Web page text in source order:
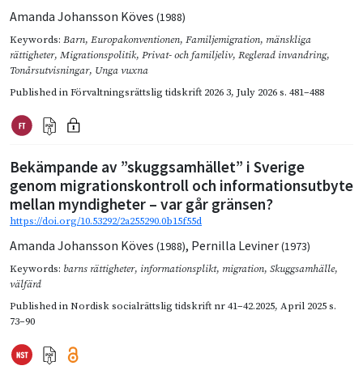
Amanda Johansson Köves (1988)
Keywords: Barn, Europakonventionen, Familjemigration, mänskliga
rättigheter, Migrationspolitik, Privat- och familjeliv, Reglerad invandring,
Tonårsutvisningar, Unga vuxna
Published inFörvaltningsrättslig tidskrift 2026 3, July 2026s. 481–488
Bekämpande av ”skuggsamhället” i Sverige
genom migrationskontroll och informationsutbyte
mellan myndigheter – var går gränsen?
https://doi.org/10.53292/2a255290.0b15f55d
Amanda Johansson Köves (1988), Pernilla Leviner(1973)
Keywords: barns rättigheter, informationsplikt, migration, Skuggsamhälle,
välfärd
Published inNordisk socialrättslig tidskrift nr 41–42.2025, April 2025s.
73–90